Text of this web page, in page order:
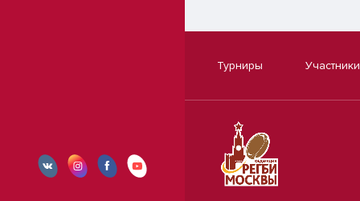
Турниры Участники